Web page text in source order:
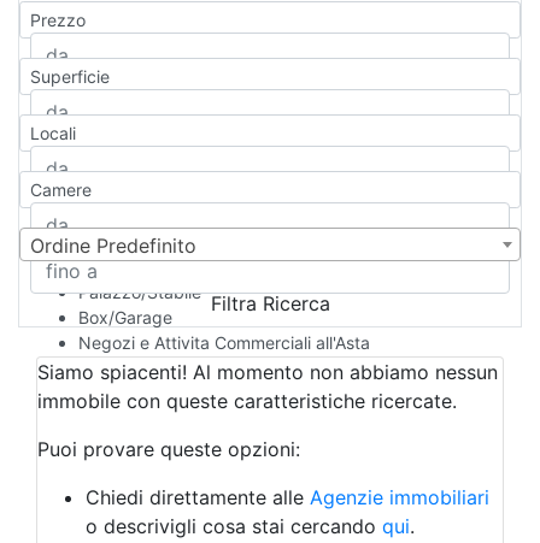
Qualsiasi
Appartamento
Casa indipendente
Casa Semi-indipendente
Attico/Mansarda
Rustico/Casale
Camera d'Albergo
Multiproprietà
Palazzo/Stabile
Box/Garage
Negozi e Attivita Commerciali all'Asta
Qualsiasi
Attività/Licenza Commerciale
Azienda Agricola
Bar/Ristorante
Albergo
Laboratorio Artigianale
Prezzo
Superficie
Locali
Camere
Ordine Predefinito
Filtra Ricerca
Siamo spiacenti! Al momento non abbiamo nessun
immobile con queste caratteristiche ricercate.
Puoi provare queste opzioni:
Chiedi direttamente alle Agenzie immobiliari
o descrivigli cosa stai cercando qui.